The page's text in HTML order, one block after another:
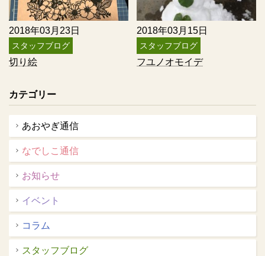
2018年03月23日
スタッフブログ
切り絵
2018年03月15日
スタッフブログ
フユノオモイデ
カテゴリー
あおやぎ通信
なでしこ通信
お知らせ
イベント
コラム
スタッフブログ